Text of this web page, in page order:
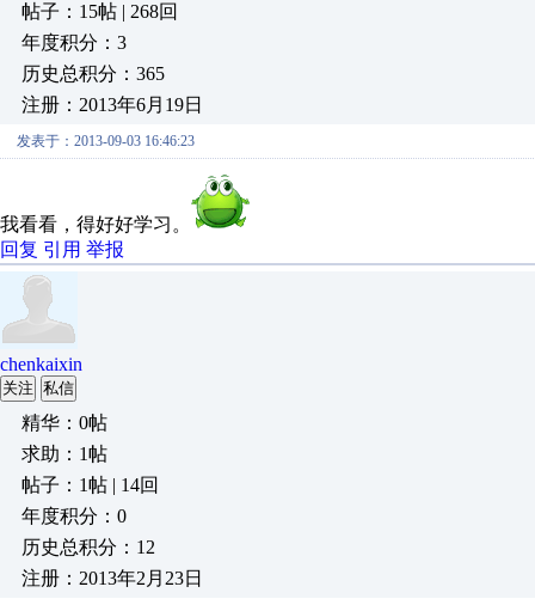
帖子：15帖 | 268回
年度积分：3
历史总积分：365
注册：2013年6月19日
发表于：2013-09-03 16:46:23
我看看，得好好学习。
回复 引用 举报
chenkaixin
关注 私信
精华：0帖
求助：1帖
帖子：1帖 | 14回
年度积分：0
历史总积分：12
注册：2013年2月23日